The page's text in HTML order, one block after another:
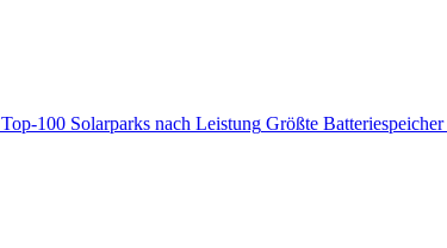
Top-100 Solarparks nach Leistung Größte Batteriespeicher